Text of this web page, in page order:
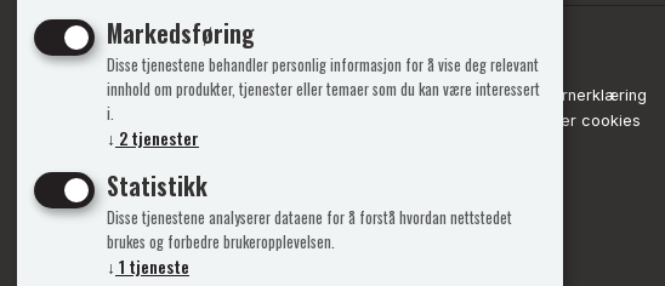
Kontakt Oss
Support&Service
Om Oss
Vilkår
Personvernerklæring
Administrer cookies
Markedsføring
Disse tjenestene behandler personlig informasjon for å vise deg relevant
innhold om produkter, tjenester eller temaer som du kan være interessert
i.
↓ 2tjenester
Statistikk
Disse tjenestene analyserer dataene for å forstå hvordan nettstedet
brukes og forbedre brukeropplevelsen.
↓ 1 tjeneste